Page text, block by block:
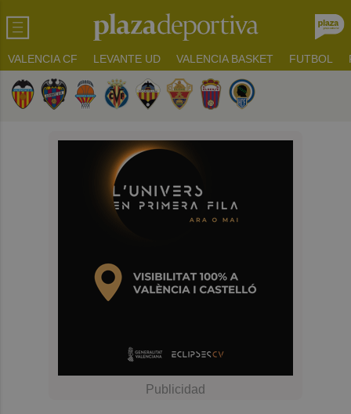
VALENCIA CF LEVANTE UD VALENCIA BASKET FUTBOL